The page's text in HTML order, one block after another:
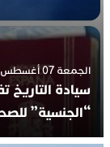
الجمعة 07 أغسطس 2026 - 9:00
سيادة التاريخ
“الجنسية”